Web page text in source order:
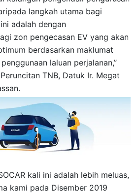
langkah utama bagi
adalah dengan
zon pengecasan EV yang akan
berdasarkan maklumat
laluan perjalanan,”
TNB, Datuk Ir. Megat
kali ini adalah lebih meluas,
kami pada Disember 2019